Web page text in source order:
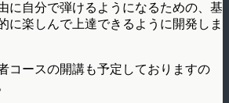
に自分で弾けるようになるための、基
に楽しんで上達できるように開発しま
コースの開講も予定しておりますの